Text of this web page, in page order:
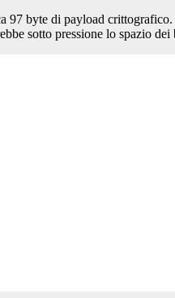
byte di payload
sotto pressione lo spazio